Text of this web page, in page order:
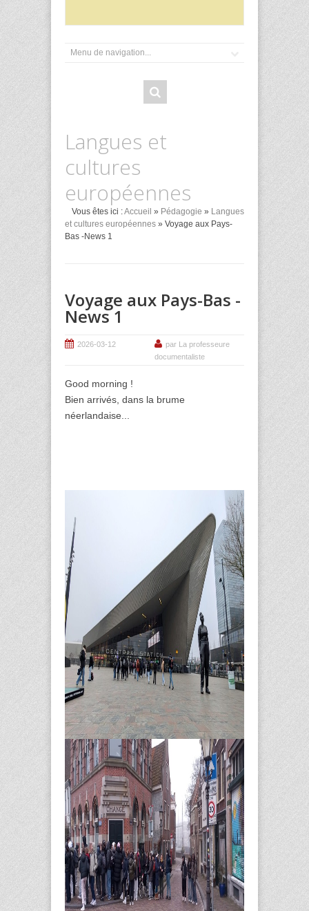
Langues et
cultures
européennes
Vous êtes ici :Accueil » Pédagogie » Langues
et cultures européennes » Voyage aux Pays-
Bas -News 1
Voyage aux Pays-Bas -
News 1
2026-03-12
par La professeure
documentaliste
Good morning !
Bien arrivés, dans la brume
néerlandaise...